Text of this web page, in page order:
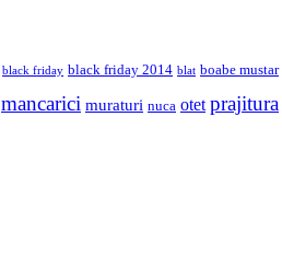
black friday black friday 2014 blat boabe mustar
mancarici muraturi nuca otet prajitura